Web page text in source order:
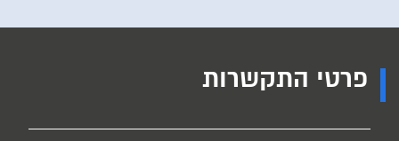
פרטי התקשרות